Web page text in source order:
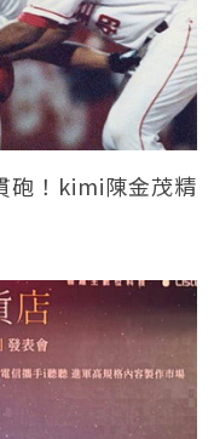
砲！kimi陳金茂精